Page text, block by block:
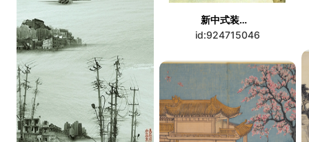
新中式装饰画
id:924715046